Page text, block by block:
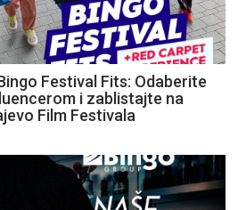
Festival Fits: Odaberite
i zablistajte na
Film Festivala